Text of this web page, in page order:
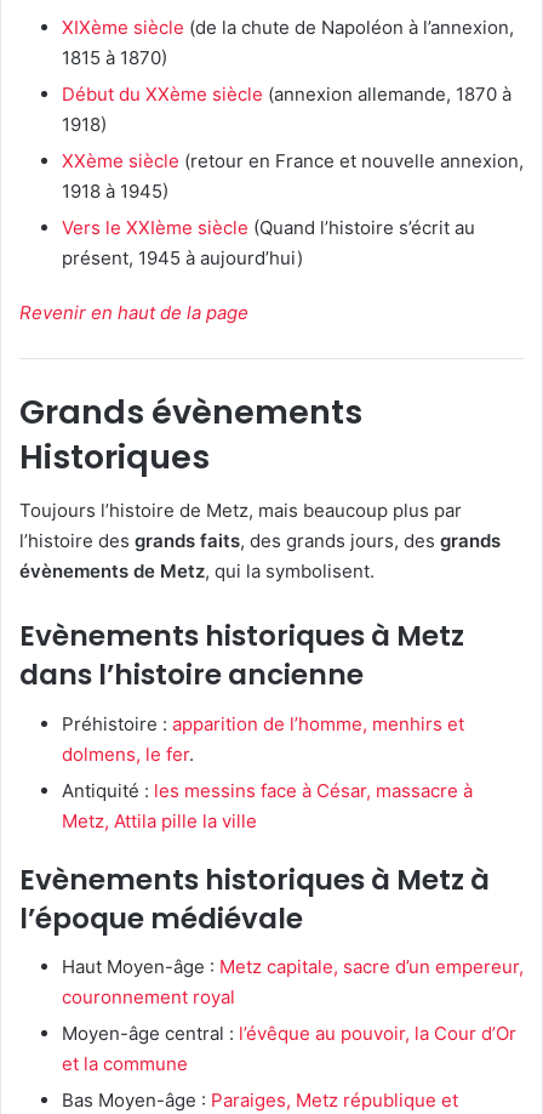
XIXème siècle (de la chute de Napoléon à l’annexion,
1815 à 1870)
Début du XXème siècle (annexion allemande, 1870 à
1918)
XXème siècle (retour en France et nouvelle annexion,
1918 à 1945)
Vers le XXIème siècle (Quand l’histoire s’écrit au
présent, 1945 à aujourd’hui)
Revenir en haut de la page
Grands évènements
Historiques
Toujours l’histoire de Metz, mais beaucoup plus par
l’histoire des grands faits, des grands jours, des grands
évènements de Metz, qui la symbolisent.
Evènements historiques à Metz
dans l’histoire ancienne
Préhistoire : apparition de l’homme, menhirs et
dolmens, le fer.
Antiquité : les messins face à César, massacre à
Metz, Attila pille la ville
Evènements historiques à Metz à
l’époque médiévale
Haut Moyen-âge : Metz capitale, sacre d’un empereur,
couronnement royal
Moyen-âge central : l’évêque au pouvoir, la Cour d’Or
et la commune
Bas Moyen-âge : Paraiges, Metz république et